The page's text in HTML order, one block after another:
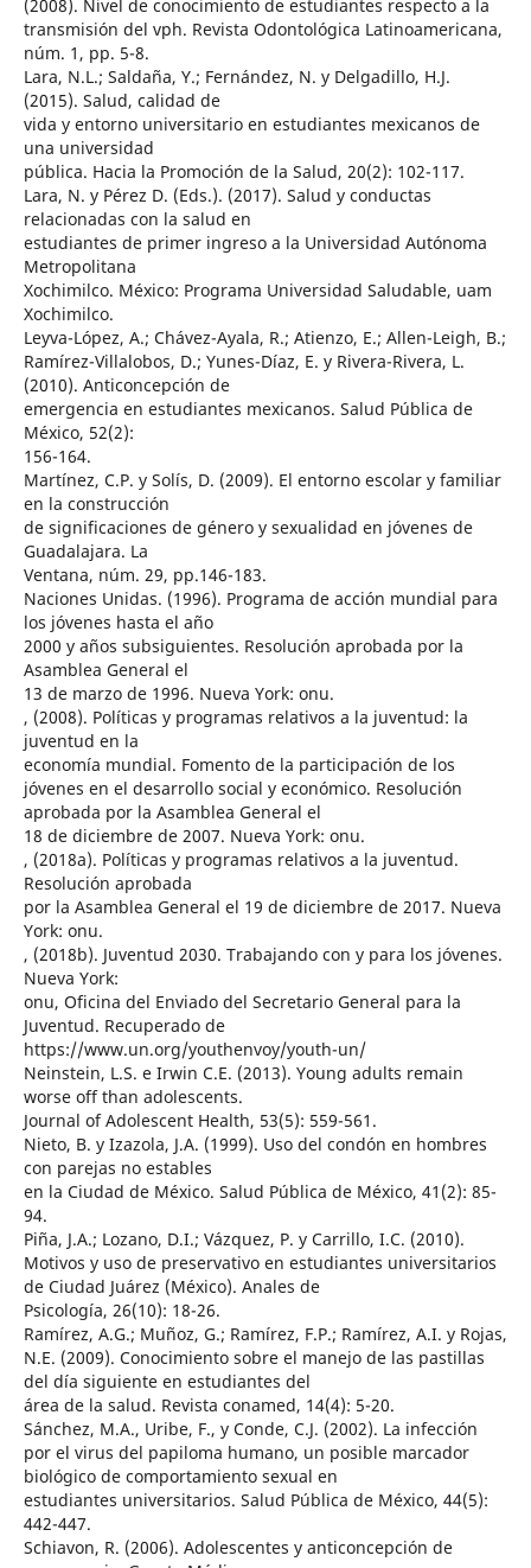
(2008). Nivel de conocimiento de estudiantes respecto a la
transmisión del vph. Revista Odontológica Latinoamericana,
núm. 1, pp. 5-8.
Lara, N.L.; Saldaña, Y.; Fernández, N. y Delgadillo, H.J.
(2015). Salud, calidad de
vida y entorno universitario en estudiantes mexicanos de
una universidad
pública. Hacia la Promoción de la Salud, 20(2): 102-117.
Lara, N. y Pérez D. (Eds.). (2017). Salud y conductas
relacionadas con la salud en
estudiantes de primer ingreso a la Universidad Autónoma
Metropolitana
Xochimilco. México: Programa Universidad Saludable, uam
Xochimilco.
Leyva-López, A.; Chávez-Ayala, R.; Atienzo, E.; Allen-Leigh, B.;
Ramírez-Villalobos, D.; Yunes-Díaz, E. y Rivera-Rivera, L.
(2010). Anticoncepción de
emergencia en estudiantes mexicanos. Salud Pública de
México, 52(2):
156-164.
Martínez, C.P. y Solís, D. (2009). El entorno escolar y familiar
en la construcción
de significaciones de género y sexualidad en jóvenes de
Guadalajara. La
Ventana, núm. 29, pp.146-183.
Naciones Unidas. (1996). Programa de acción mundial para
los jóvenes hasta el año
2000 y años subsiguientes. Resolución aprobada por la
Asamblea General el
13 de marzo de 1996. Nueva York: onu.
, (2008). Políticas y programas relativos a la juventud: la
juventud en la
economía mundial. Fomento de la participación de los
jóvenes en el desarrollo social y económico. Resolución
aprobada por la Asamblea General el
18 de diciembre de 2007. Nueva York: onu.
, (2018a). Políticas y programas relativos a la juventud.
Resolución aprobada
por la Asamblea General el 19 de diciembre de 2017. Nueva
York: onu.
, (2018b). Juventud 2030. Trabajando con y para los jóvenes.
Nueva York:
onu, Oficina del Enviado del Secretario General para la
Juventud. Recuperado de
https://www.un.org/youthenvoy/youth-un/
Neinstein, L.S. e Irwin C.E. (2013). Young adults remain
worse off than adolescents.
Journal of Adolescent Health, 53(5): 559-561.
Nieto, B. y Izazola, J.A. (1999). Uso del condón en hombres
con parejas no estables
en la Ciudad de México. Salud Pública de México, 41(2): 85-
94.
Piña, J.A.; Lozano, D.I.; Vázquez, P. y Carrillo, I.C. (2010).
Motivos y uso de preservativo en estudiantes universitarios
de Ciudad Juárez (México). Anales de
Psicología, 26(10): 18-26.
Ramírez, A.G.; Muñoz, G.; Ramírez, F.P.; Ramírez, A.I. y Rojas,
N.E. (2009). Conocimiento sobre el manejo de las pastillas
del día siguiente en estudiantes del
área de la salud. Revista conamed, 14(4): 5-20.
Sánchez, M.A., Uribe, F., y Conde, C.J. (2002). La infección
por el virus del papiloma humano, un posible marcador
biológico de comportamiento sexual en
estudiantes universitarios. Salud Pública de México, 44(5):
442-447.
Schiavon, R. (2006). Adolescentes y anticoncepción de